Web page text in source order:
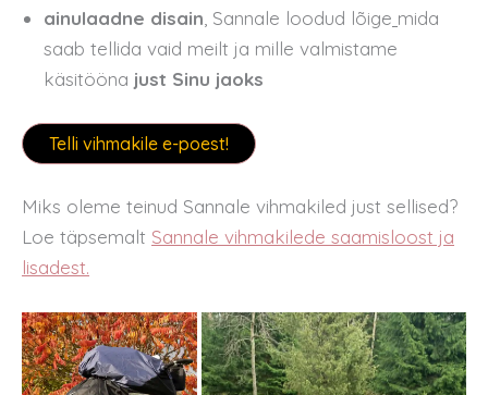
ainulaadne disain , Sannale loodud lõige mida
saab tellida vaid meilt ja mille valmistame
käsitööna just Sinu jaoks
Telli vihmakile e-poest!
Miks oleme teinud Sannale vihmakiled just sellised?
Loe täpsemalt Sannale vihmakilede saamisloost ja
lisadest.